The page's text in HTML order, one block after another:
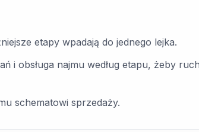
etapy wpadają do jednego lejka.
i obsługa najmu według etapu, żeby
schematowi sprzedaży.